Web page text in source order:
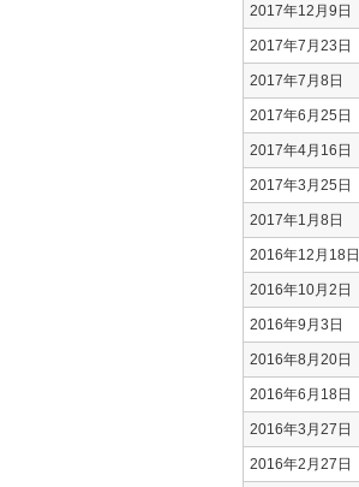
2017年12月9日
2017年7月23日
2017年7月8日
2017年6月25日
2017年4月16日
2017年3月25日
2017年1月8日
2016年12月18日
2016年10月2日
2016年9月3日
2016年8月20日
2016年6月18日
2016年3月27日
2016年2月27日